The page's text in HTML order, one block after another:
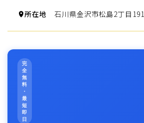
所在地 石川県金沢市松島2丁目191
完
全
無
料
・
最
短
即
日